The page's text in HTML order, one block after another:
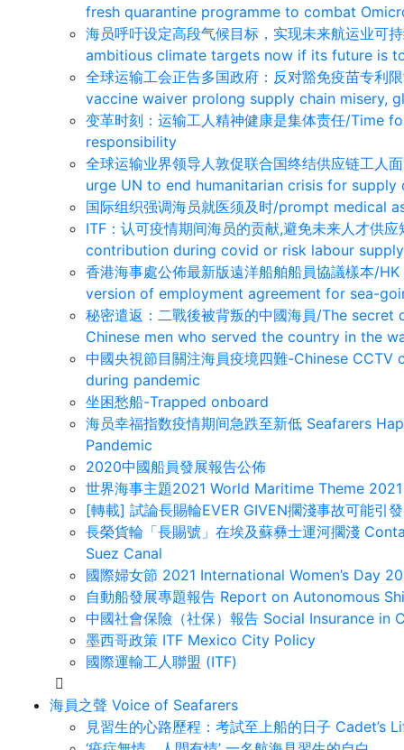
fresh quarantine programme to combat
海员呼吁设定高段气候目标，实现未来航运业
ambitious climate targets now if its future is
全球运输工会正告多国政府：反对豁免疫苗专利
vaccine waiver prolong supply chain misery,
变革时刻：运输工人精神健康是集体责任/Time
responsibility
全球运输业界领导人敦促联合国终结供应链工
urge UN to end humanitarian crisis for supply
国际组织强调海员就医须及时/prompt medical
ITF：认可疫情期间海员的贡献,避免未来人才供
contribution during covid or risk labour
香港海事處公佈最新版遠洋船舶船員協議樣本/
version of employment agreement for sea-
秘密遣返：二戰後被背叛的中國海員/The
Chinese men who served the country in the
中國央視節目關注海員疫境四難-Chinese
during pandemic
坐困愁船-Trapped onboard
海员幸福指数疫情期间急跌至新低 Seafarers
Pandemic
2020中國船員發展報告公佈
世界海事主題2021 World Maritime Theme 2021
[轉載] 試論長賜輪EVER GIVEN擱淺事故可能引
長榮貨輪「長賜號」在埃及蘇彝士運河擱淺
Suez Canal
國際婦女節 2021 International Women’s Day
自動船發展專題報告 Report on Autonomous
中國社會保險（社保）報告 Social Insurance in
墨西哥政策 ITF Mexico City Policy
國際運輸工人聯盟 (ITF)
海員之聲 Voice of Seafarers
見習生的心路歷程：考試至上船的日子 Cadet’s